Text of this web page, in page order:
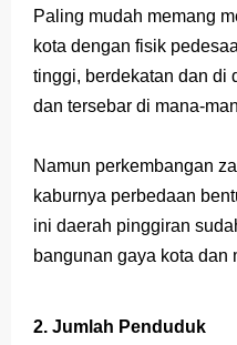
50 Latihan Prediksi
Prediksi Soal TKA
STOP Belajar Geografi Pakai Cara Lama! 😤
Ebook Prediksi 150 Soal
3 Jurus Sakti
Menjadi Pengajar
Paling mudah memang
kota dengan fisik
tinggi, berdekatan dan di
dan tersebar di mana-
Namun perkembangan
kaburnya perbedaan
ini daerah pinggiran
bangunan gaya kota dan
2. Jumlah Penduduk